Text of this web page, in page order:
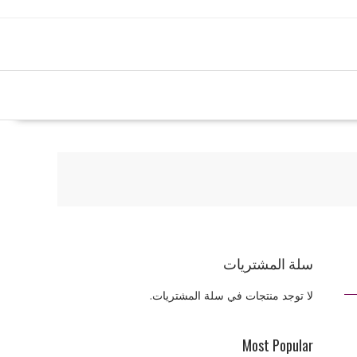
سلة المشتريات
لا توجد منتجات في سلة المشتريات.
Most Popular